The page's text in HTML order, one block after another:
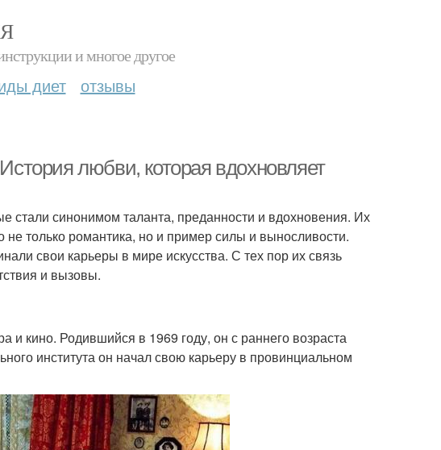
и многое другое
диет отзывы
любви, которая вдохновляет
синонимом таланта, преданности и вдохновения. Их
только романтика, но и пример силы и выносливости.
свои карьеры в мире искусства. С тех пор их связь
и вызовы.
и кино. Родившийся в 1969 году, он с раннего возраста
института он начал свою карьеру в провинциальном